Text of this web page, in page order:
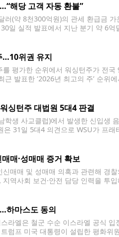
해당 고객 자동 환불”
러(약 8천300억원)의 관세 환급금
일 실적 발표에서 지난 분기 약 6
…10위권 유지
평가한 순위에서 워싱턴주가 전
발표한 ‘2026년 최고의 주’ 순위
싱턴주 대법원 5대4 판결
학생 사교클럽)에서 발생한 신입생
31일 5대4 의견으로 WSU가 프
매·성매매 증거 확보
매매 및 성매매 의혹과 관련해 경
역사회 보건·안전 담당 인력을 투
하마스도 동의
라엘은 철군 수순 이스라엘 공식
럼프 미국 대통령이 설립한 평화위